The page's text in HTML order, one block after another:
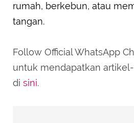
rumah, berkebun, atau
tangan.
Follow Official WhatsApp
untuk mendapatkan
di sini.